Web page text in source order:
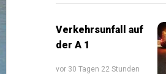
Verkehrsunfall auf
der A 1
vor 30 Tagen 22 Stunden